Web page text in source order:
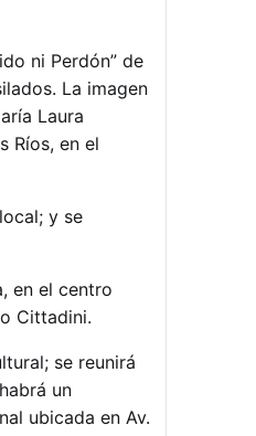
ni Perdón” de
La imagen
Laura
Ríos, en el
y se
en el centro
Cittadini.
se reunirá
un
ubicada en Av.